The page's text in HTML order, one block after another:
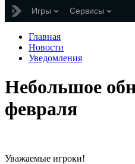
Игры Сервисы
Главная
Новости
Уведомления
Небольшое
февраля
Уважаемые игроки!